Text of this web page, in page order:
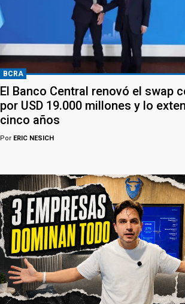
BCRA
El Banco Central renovó el swap
por USD 19.000 millones y lo
cinco años
Por ERIC NESICH